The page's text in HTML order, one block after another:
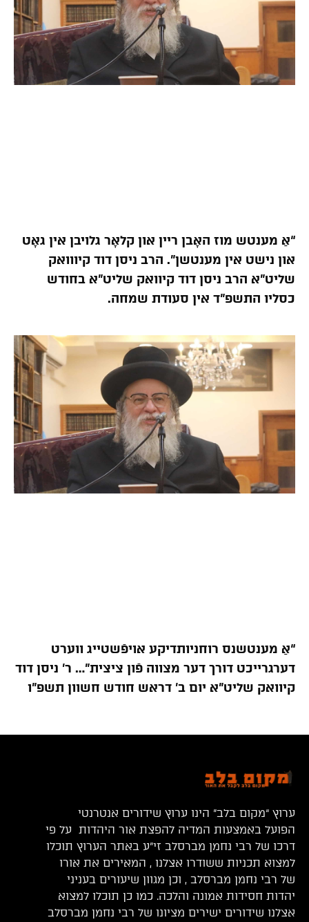
“אַ מענטש מוז האָבן ריין און קלאָר גלויבן אין גאָט
און נישט אין מענטשן”. הרב ניסן דוד קיווואק
שליט”א הרב ניסן דוד קיוואק שליט”א בחודש
כסליו התשפ”ד אין סעודת שמחה.
“אַ מענטשנס רוחניותדיקע אויפֿשטייג ווערט
דערגרייכט דורך דער מצווה פֿון ציצית”… ר’ ניסן דוד
קיוואק שליט”א יום ב’ דראש חודש חשוון תשפ”ו
ערוץ “מקום בלב” הינו ערוץ שידורים אנטרנטי
הפועל באמצעות המדיה להפצת אור היהדות על פי
דרכו של רבי נחמן מברסלב זי”ע באתר הערוץ תוכלו
למצוא תכניות ששודרו אצלנו , המאירים את אורו
של רבי נחמן מברסלב , וכן מגוון שיעורים בעניני
יהדות חסידות אמונה והלכה. כמו כן תוכלו למצוא
אצלנו שידורים ישירים מציונו של רבי נחמן מברסלב